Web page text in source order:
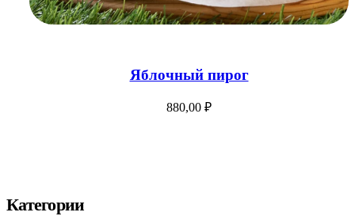
Яблочный пирог
880,00 ₽
Категории